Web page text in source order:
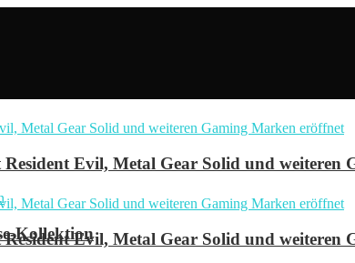
Evil, Metal Gear Solid und weiteren
KollektionEvil, Metal Gear Solid und weiteren